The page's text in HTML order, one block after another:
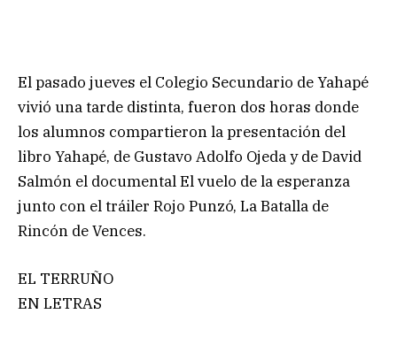
El pasado jueves el Colegio Secundario de Yahapé
vivió una tarde distinta, fueron dos horas donde
los alumnos compartieron la presentación del
libro Yahapé, de Gustavo Adolfo Ojeda y de David
Salmón el documental El vuelo de la esperanza
junto con el tráiler Rojo Punzó, La Batalla de
Rincón de Vences.
EL TERRUÑO
EN LETRAS